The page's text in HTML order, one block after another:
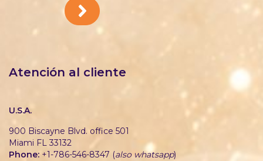
Atención al cliente
U.S.A.
900 Biscayne Blvd. office 501
Miami FL 33132
Phone: +1-786-546-8347 (also whatsapp)